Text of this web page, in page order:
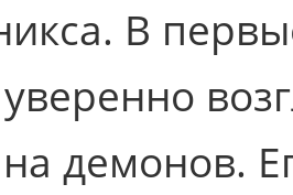
В
демонов.